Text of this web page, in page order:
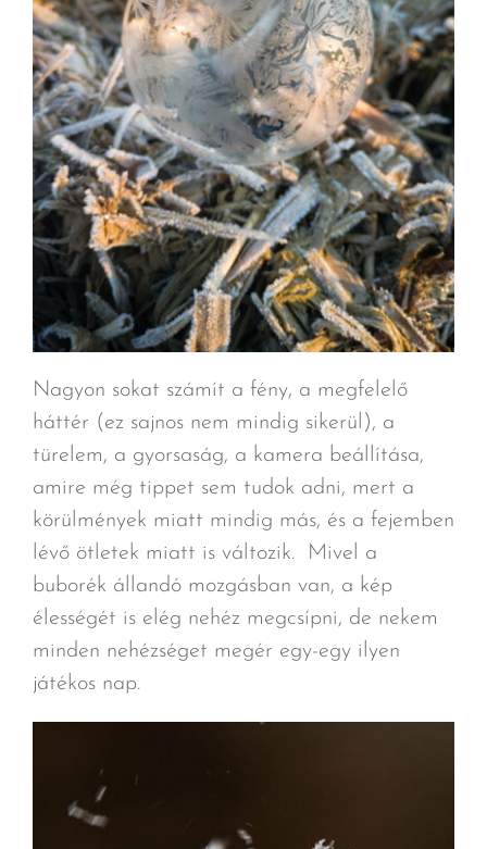
Nagyon sokat számít a fény, a megfelelő
háttér (ez sajnos nem mindig sikerül), a
türelem, a gyorsaság, a kamera beállítása,
amire még tippet sem tudok adni, mert a
körülmények miatt mindig más, és a fejemben
lévő ötletek miatt is változik. Mivel a
buborék állandó mozgásban van, a kép
élességét is elég nehéz megcsípni, de nekem
minden nehézséget megér egy-egy ilyen
játékos nap.